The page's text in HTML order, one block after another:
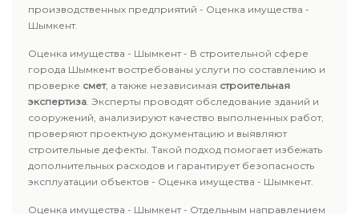
производственных предприятий - Оценка имущества -
Шымкент.
Оценка имущества - Шымкент - В строительной сфере
города Шымкент востребованы услуги по составлению и
проверке смет, а также независимая строительная
экспертиза. Эксперты проводят обследование зданий и
сооружений, анализируют качество выполненных работ,
проверяют проектную документацию и выявляют
строительные дефекты. Такой подход помогает избежать
дополнительных расходов и гарантирует безопасность
эксплуатации объектов - Оценка имущества - Шымкент.
Оценка имущества - Шымкент - Отдельным направлением